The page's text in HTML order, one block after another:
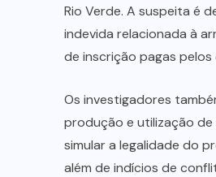
Rio Verde. A suspeita é
indevida relacionada à
de inscrição pagas
Os investigadores
produção e utilização
simular a legalidade do
além de indícios de